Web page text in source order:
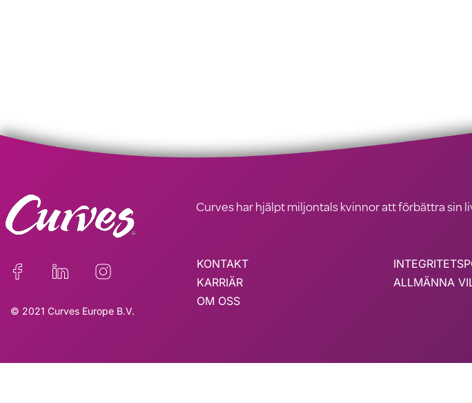
Curves har hjälpt miljontals kvinnor att förbättra sin
© 2021 Curves Europe B.V.
KONTAKT
KARRIÄR
OM OSS
ALLMÄNNA